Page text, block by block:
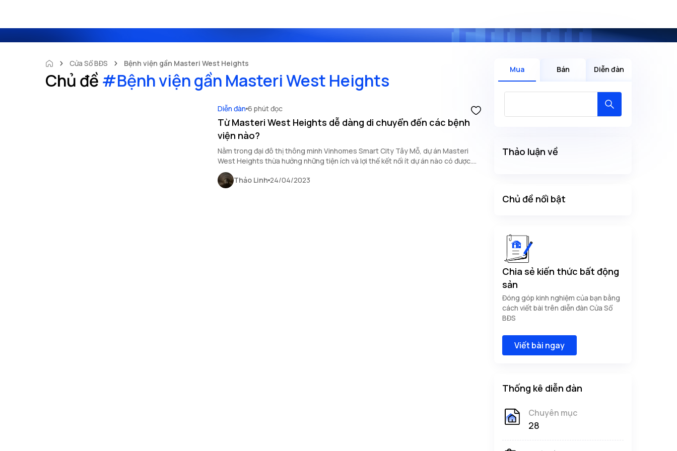
Cửa Sổ BĐS Bệnh viện gần Masteri West Heights
Chủ đề #Bệnh viện gần Masteri West Heights
Diễn đàn 6 phút đọc
Từ Masteri West Heights dễ dàng di chuyển đến các bệnh
viện nào?
Nằm trong đại đô thị thông minh Vinhomes Smart City Tây Mỗ, dự án Masteri
West Heights thừa hưởng những tiện ích và lợi thế kết nối ít dự án nào có được.
Cùng cập nhật thông tin mới nhất về những bệnh viện gần Masteri West Heights
dành cho cư dân tại dự án và khách hàng đang quan tâm.
Thảo Linh 24/04/2023
Mua Bán Diễn đàn
Thảo luận về
Chủ đề nổi bật
Chia sẻ kiến thức bất động
sản
Đóng góp kinh nghiệm của bạn bằng
cách viết bài trên diễn đàn Cửa Sổ
BĐS
Viết bài ngay
Thống kê diễn đàn
Chuyên mục
28